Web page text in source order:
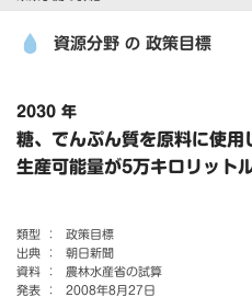
資源分野 の 政策目標
2030 年
糖、でんぷん質を原料に使
生産可能量が5万キロリット
類型 ：
政策目標
出典 ：
朝日新聞
資料 ：
農林水産省の試算
発表 ：
2008年8月27日